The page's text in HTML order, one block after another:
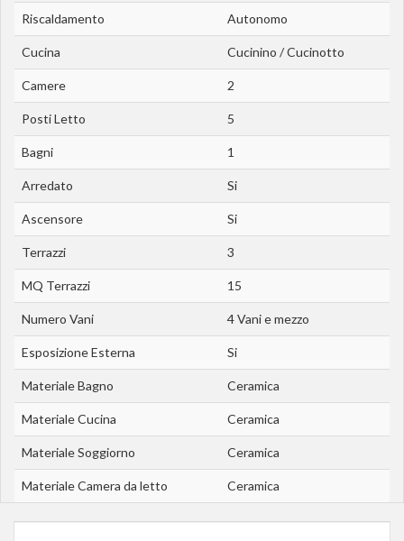
Riscaldamento Autonomo
Cucina Cucinino / Cucinotto
Camere 2
Posti Letto 5
Bagni 1
Arredato Si
Ascensore Si
Terrazzi 3
MQ Terrazzi 15
Numero Vani 4 Vani e mezzo
Esposizione Esterna Si
Materiale Bagno Ceramica
Materiale Cucina Ceramica
Materiale Soggiorno Ceramica
Materiale Camera da letto Ceramica